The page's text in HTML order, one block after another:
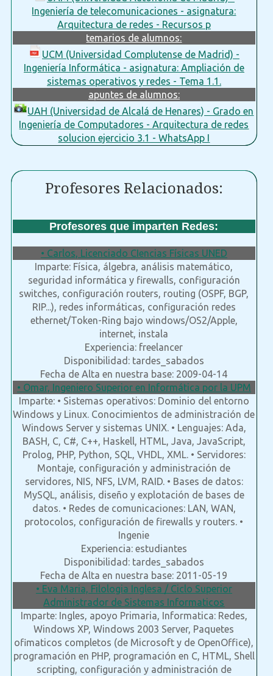
Ingeniería de telecomunicaciones - asignatura:
Arquitectura de redes - Recursos p
temarios de alumnos:
UCM (Universidad Complutense de Madrid) -
Ingeniería Informática - asignatura: Ampliación de
sistemas operativos y redes - Tema 1.1.
apuntes de alumnos:
UAH (Universidad de Alcalá de Henares) - Grado en
Ingeniería de Computadores - Arquitectura de redes
solucion ejercicio 3.1 - WhatsApp I
Profesores Relacionados:
Profesores que imparten Redes:
• Carlos, Licenciado CIencias Físicas UNED
Imparte: Física, álgebra, análisis matemático,
seguridad informática y firewalls, configuración
switches, configuración routers, routing (OSPF, BGP,
RIP...), redes informáticas, configuración redes
ethernet/Token-Ring bajo windows/OS2/Apple,
internet, instala
Experiencia: freelancer
Disponibilidad: tardes_sabados
Fecha de Alta en nuestra base: 2009-04-14
• Omar, Ingeniero Superior en Informática por la UPM
Imparte: • Sistemas operativos: Dominio del entorno
Windows y Linux. Conocimientos de administración de
Windows Server y sistemas UNIX. • Lenguajes: Ada,
BASH, C, C#, C++, Haskell, HTML, Java, JavaScript,
Prolog, PHP, Python, SQL, VHDL, XML. • Servidores:
Montaje, configuración y administración de
servidores, NIS, NFS, LVM, RAID. • Bases de datos:
MySQL, análisis, diseño y explotación de bases de
datos. • Redes de comunicaciones: LAN, WAN,
protocolos, configuración de firewalls y routers. •
Ingenie
Experiencia: estudiantes
Disponibilidad: tardes_sabados
Fecha de Alta en nuestra base: 2011-05-19
• Eva Maria, Filologia Inglesa / Ciclo Superior
Administrador de Sistemas Informaticos
Imparte: Ingles, apoyo Primaria, Informatica: Redes,
Windows XP, Windows 2003 Server, Paquetes
ofimaticos completos (de Microsoft y de OpenOffice),
programación en PHP, programación en C, HTML, Shell
scripting, configuración y administración de